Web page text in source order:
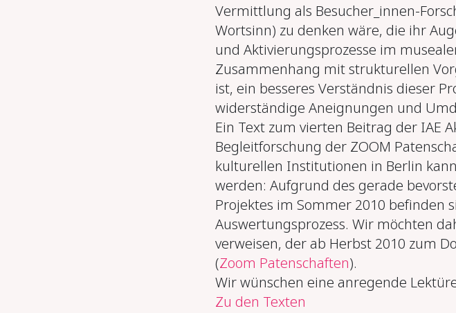
Vermittlung als Besucher_innen-
Wortsinn) zu denken wäre, die ihr
und Aktivierungsprozesse im
Zusammenhang mit strukturellen
ist, ein besseres Verständnis dieser
widerständige Aneignungen und
Ein Text zum vierten Beitrag der IAE
Begleitforschung der ZOOM
kulturellen Institutionen in Berlin
werden: Aufgrund des gerade
Projektes im Sommer 2010 befinden
Auswertungsprozess. Wir möchten
verweisen, der ab Herbst 2010 zum
(Zoom Patenschaften).
Wir wünschen eine anregende
Zu den Texten